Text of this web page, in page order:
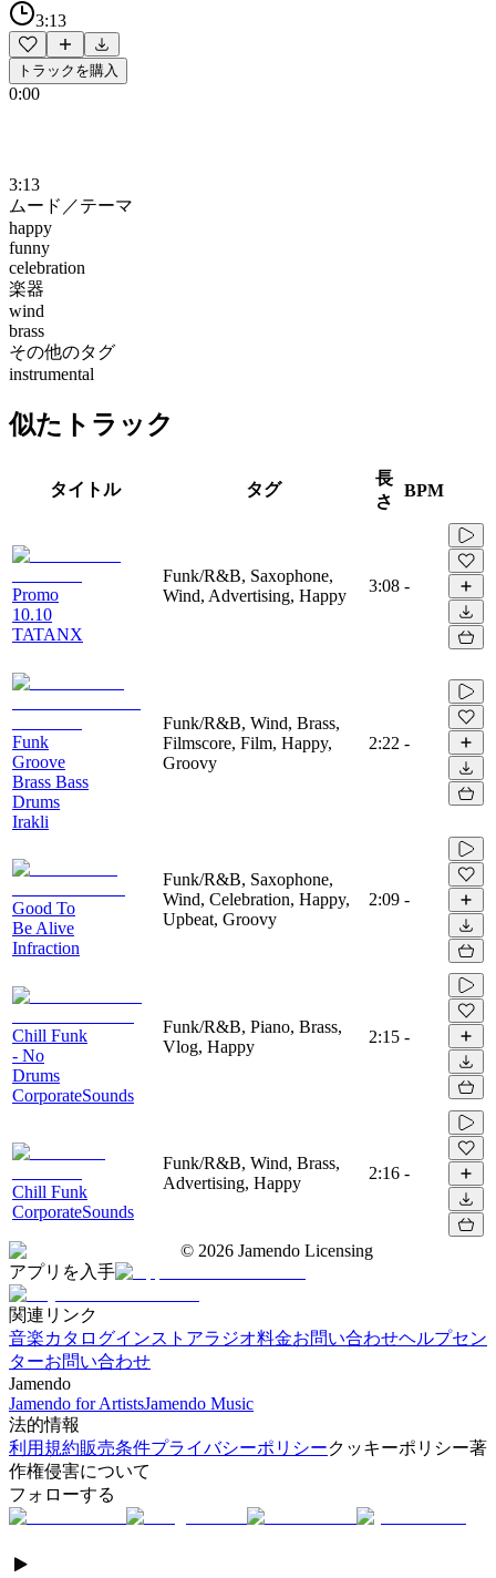
3:13
トラックを購入
0:00
3:13
ムード／テーマ
happy
funny
celebration
楽器
wind
brass
その他のタグ
instrumental
似たトラック
タイトル タグ
長
さ
BPM
Promo
10.10
TATANX
Funk/R&B, Saxophone,
Wind, Advertising, Happy
3:08 -
Funk
Groove
Brass Bass
Drums
Irakli
Funk/R&B, Wind, Brass,
Filmscore, Film, Happy,
Groovy
2:22 -
Good To
Be Alive
Infraction
Funk/R&B, Saxophone,
Wind, Celebration, Happy,
Upbeat, Groovy
2:09 -
Chill Funk
- No
Drums
CorporateSounds
Funk/R&B, Piano, Brass,
Vlog, Happy
2:15 -
Chill Funk
CorporateSounds
Funk/R&B, Wind, Brass,
Advertising, Happy
2:16 -
© 2026 Jamendo Licensing
アプリを入手
関連リンク
音楽カタログインストアラジオ料金お問い合わせヘルプセン
ターお問い合わせ
Jamendo
Jamendo for ArtistsJamendo Music
法的情報
利用規約販売条件プライバシーポリシークッキーポリシー著
作権侵害について
フォローする